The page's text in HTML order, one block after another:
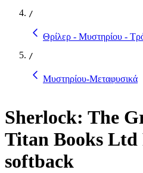
/
Θρίλερ - Μυστηρίου -
/
Μυστηρίου-Μεταφυσικά
Sherlock: The
Titan Books Ltd
softback